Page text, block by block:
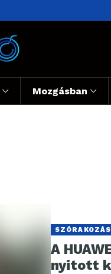
Mozgásban
SZÓRAKOZÁS
A
nyitott